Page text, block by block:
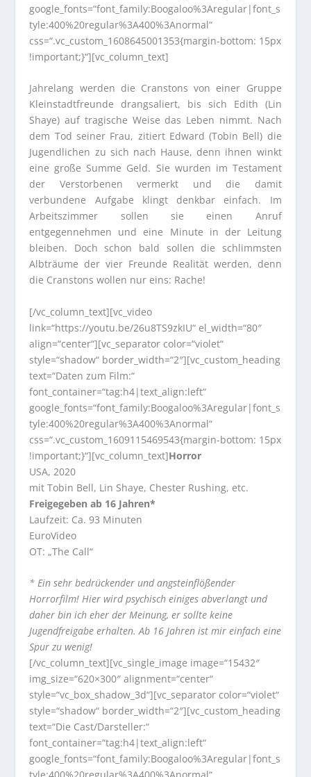
google_fonts=“font_family:Boogaloo%3Aregular|font_s
tyle:400%20regular%3A400%3Anormal“
css=“.vc_custom_1608645001353{margin-bottom: 15px
!important;}“][vc_column_text]
Jahrelang werden die Cranstons von einer Gruppe
Kleinstadtfreunde drangsaliert, bis sich Edith (Lin
Shaye) auf tragische Weise das Leben nimmt. Nach
dem Tod seiner Frau, zitiert Edward (Tobin Bell) die
Jugendlichen zu sich nach Hause, denn ihnen winkt
eine große Summe Geld. Sie wurden im Testament
der Verstorbenen vermerkt und die damit
verbundene Aufgabe klingt denkbar einfach. Im
Arbeitszimmer sollen sie einen Anruf
entgegennehmen und eine Minute in der Leitung
bleiben. Doch schon bald sollen die schlimmsten
Albträume der vier Freunde Realität werden, denn
die Cranstons wollen nur eins: Rache!
[/vc_column_text][vc_video
link=“https://youtu.be/26u8TS9zkIU“ el_width=“80″
align=“center“][vc_separator color=“violet“
style=“shadow“ border_width=“2″][vc_custom_heading
text=“Daten zum Film:“
font_container=“tag:h4|text_align:left“
google_fonts=“font_family:Boogaloo%3Aregular|font_s
tyle:400%20regular%3A400%3Anormal“
css=“.vc_custom_1609115469543{margin-bottom: 15px
!important;}“][vc_column_text]Horror
USA, 2020
mit Tobin Bell, Lin Shaye, Chester Rushing, etc.
Freigegeben ab 16 Jahren*
Laufzeit: Ca. 93 Minuten
EuroVideo
OT: „The Call“
* Ein sehr bedrückender und angsteinflößender
Horrorfilm! Hier wird psychisch einiges abverlangt und
daher bin ich eher der Meinung, er sollte keine
Jugendfreigabe erhalten. Ab 16 Jahren ist mir einfach eine
Spur zu wenig!
[/vc_column_text][vc_single_image image=“15432″
img_size=“620×300″ alignment=“center“
style=“vc_box_shadow_3d“][vc_separator color=“violet“
style=“shadow“ border_width=“2″][vc_custom_heading
text=“Die Cast/Darsteller:“
font_container=“tag:h4|text_align:left“
google_fonts=“font_family:Boogaloo%3Aregular|font_s